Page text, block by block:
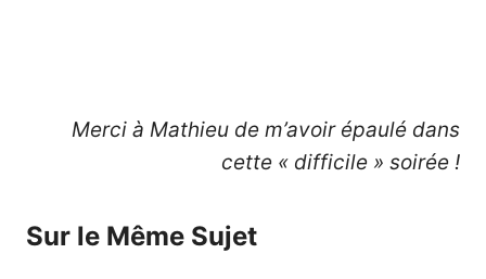
Merci à Mathieu de m’avoir épaulé dans
cette « difficile » soirée !
Sur le Même Sujet